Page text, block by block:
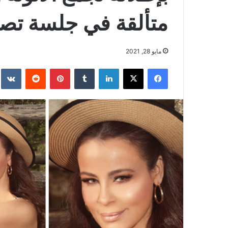
متألقة في جلسة
مايو 28, 2021
فيسبوك ‫X لينكدإن بينتيريست